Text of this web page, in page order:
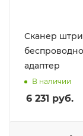
Сканер
адаптер
В наличии
6 231 руб.